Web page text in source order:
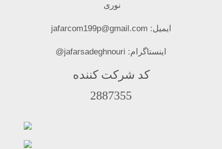
نوری
ایمیل: jafarcom199p@gmail.com
اینستاگرام: jafarsadeghnouri@
کد شرکت کننده
2887355